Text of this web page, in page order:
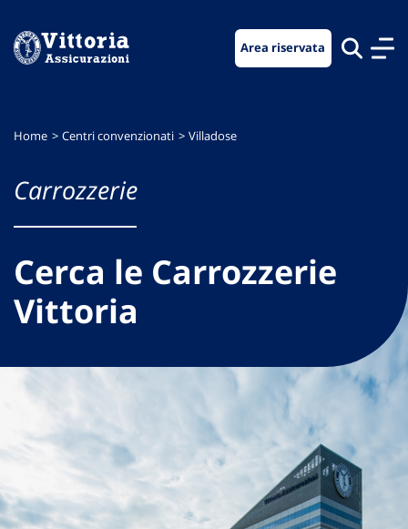
menu
contenuto
footer
Area riservata
Home Centri convenzionati Villadose
Carrozzerie
Cerca le Carrozzerie
Vittoria